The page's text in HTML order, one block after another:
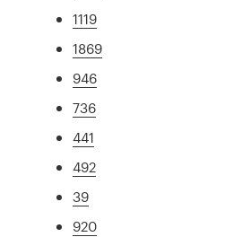
1119
1869
946
736
441
492
39
920